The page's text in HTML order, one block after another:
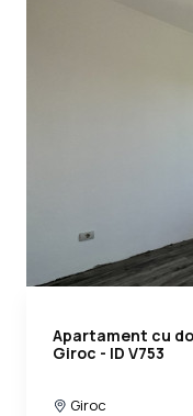
Apartament cu
Giroc - ID V753
Giroc